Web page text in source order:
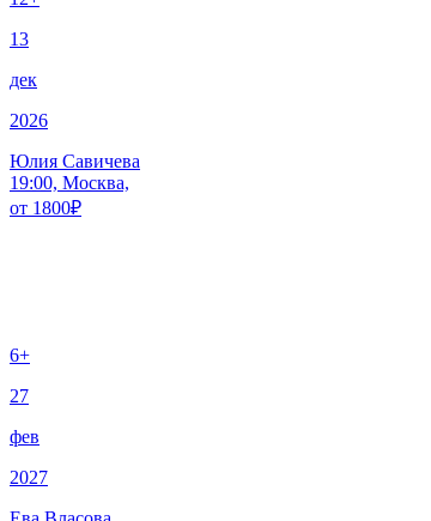
13
дек
2026
Юлия Савичева
19:00, Москва,
от 1800₽
6+
27
фев
2027